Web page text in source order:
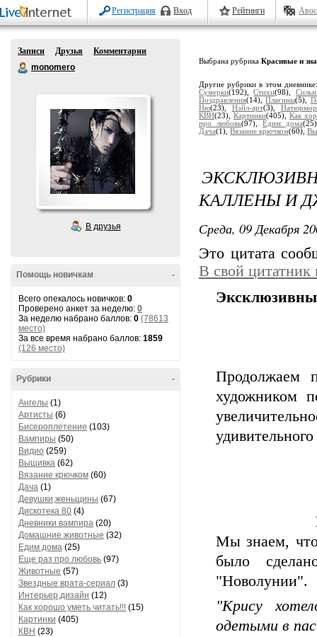
Регистрация Вход Рейтинги
Записи Друзья
Комментарии
monomero
В друзья
-
Помощь новичкам
Всего опекалось новичков: 0
Проверено анкет за неделю: 0
За неделю набрано баллов: 0 (78613
место)
За все время набрано баллов: 1859
(126 место)
-
Рубрики
Ангелы (1)
Артисты (6)
Бисероплетение (103)
Вампиры (50)
Видио (259)
Вышивка (62)
Вязание крючком (60)
Дача (1)
Девушки,женьщины (67)
Дискотека 80 (4)
Дневники вампира (20)
Домашние животные (32)
Едим дома (25)
Еще раз про любовь (97)
Животные (57)
Звездные врата-сериал (3)
Интерьер,дизайн (12)
Как хорошо уметь читать!!! (15)
Картинки (405)
КВН (23)
Выбрана рубрика Красивые и
Другие рубрики в этом
Сумерки(192),Стихи(98),
Поздравления(14),Плагины(5),
Ню(23), Нэйл-арт(3),
КВН(23), Картинки(405), Как
про любовь(97),Едим дома
Дача(1), Вязание крючком(60),
КАЛЛЕНЫ И
Среда, 09 Декабря
Это цитата
В свой цитатник
Продолжаем
художником
Мы знаем,
было
"Новолунии".
"Крису
одетыми в